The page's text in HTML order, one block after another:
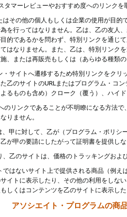
タマーレビューやおすすめ度へのリンクを
はその他の個人もしくは企業の使用が目
を行ってはなりません。乙は、乙の友人
的であるかを問わず、特別リンクを通じ
はなりません。また、乙は、特別リンク
、または再販売もしくは（あらゆる種類
・サイトへ遷移するため特別リンクをク
乙のサイトのURLまたはプログラム・コ
るものも含め）クローク（覆う）、ハイ
のリンクであることが不明瞭になる方法
りません。
、甲に対して、乙が（プログラム・ポリ
が甲の要請にしたがって証明書を提供し
、乙のサイトは、価格のトラッキングお
ではないサイト上で提供される商品（例
イトに表示したり、その他の利用をしな
しくはコンテンツを乙のサイトに表示し
アソシエイト・プログラムの商